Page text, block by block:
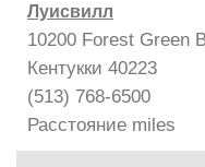
Луисвилл
10200 Forest Green
Кентукки 40223
(513) 768-6500
Расстояние miles